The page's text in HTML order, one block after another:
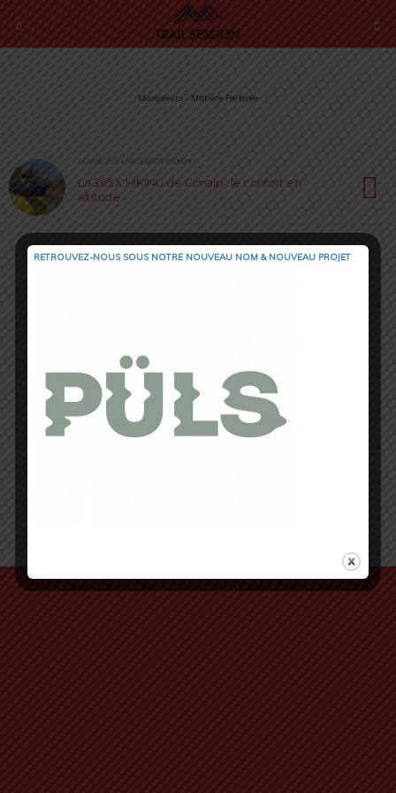
Marqueurs › Matière Perforée
14 AVRIL 2021 • PAR SÉBASTIEN RÉMOND
La 365 X HIKING de Cimalp : le confort en
altitude
RETROUVEZ-NOUS SOUS NOTRE NOUVEAU NOM & NOUVEAU PROJET